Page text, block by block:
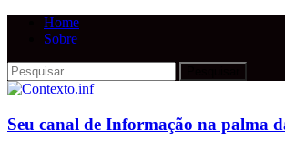
Home
Sobre
Pesquisar
por:
Seu canal de Informação na palma